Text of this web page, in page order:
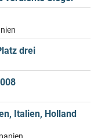
drei
Italien, Holland